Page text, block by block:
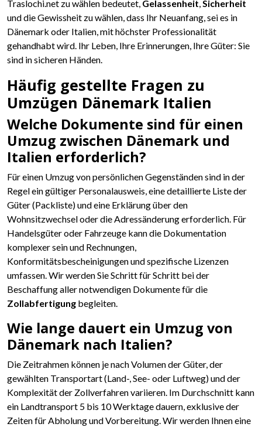
Traslochi.net zu wählen bedeutet, Gelassenheit,Sicherheit
und die Gewissheit zu wählen, dass Ihr Neuanfang, sei es in
Dänemark oder Italien, mit höchster Professionalität
gehandhabt wird. Ihr Leben, Ihre Erinnerungen, Ihre Güter: Sie
sind in sicheren Händen.
Häufig gestellte Fragen zu
Umzügen Dänemark Italien
Welche Dokumente sind für einen
Umzug zwischen Dänemark und
Italien erforderlich?
Für einen Umzug von persönlichen Gegenständen sind in der
Regel ein gültiger Personalausweis, eine detaillierte Liste der
Güter (Packliste) und eine Erklärung über den
Wohnsitzwechsel oder die Adressänderung erforderlich. Für
Handelsgüter oder Fahrzeuge kann die Dokumentation
komplexer sein und Rechnungen,
Konformitätsbescheinigungen und spezifische Lizenzen
umfassen. Wir werden Sie Schritt für Schritt bei der
Beschaffung aller notwendigen Dokumente für die
Zollabfertigung begleiten.
Wie lange dauert ein Umzug von
Dänemark nach Italien?
Die Zeitrahmen können je nach Volumen der Güter, der
gewählten Transportart (Land-, See- oder Luftweg) und der
Komplexität der Zollverfahren variieren. Im Durchschnitt kann
ein Landtransport 5 bis 10 Werktage dauern, exklusive der
Zeiten für Abholung und Vorbereitung. Wir werden Ihnen eine